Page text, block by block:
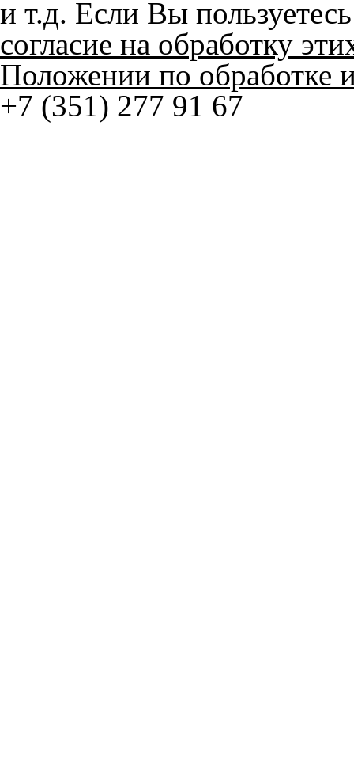
работоспособности
персональных данных,
браузером. Это,
и т.д. Если Вы